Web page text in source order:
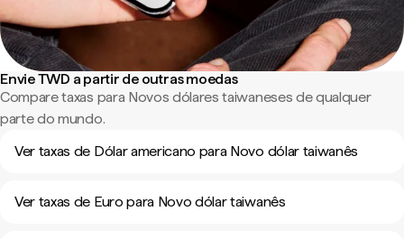
Envie TWD a partir de outras moedas
Compare taxas para Novos dólares taiwaneses de qualquer
parte do mundo.
Ver taxas de Dólar americano para Novo dólar taiwanês
Ver taxas de Euro para Novo dólar taiwanês